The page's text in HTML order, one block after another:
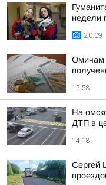
недели
20:09
Омичам
15:58
На
ДТП в
14:18
Сергей